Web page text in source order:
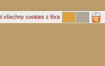
všechny cookies z fóra